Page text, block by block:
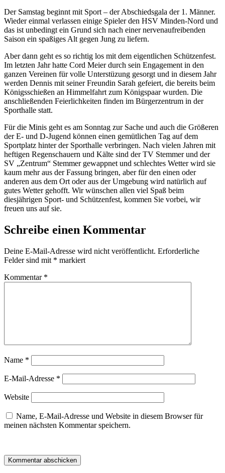
Der Samstag beginnt mit Sport – der Abschiedsgala der 1. Männer.
Wieder einmal verlassen einige Spieler den HSV Minden-Nord und
das ist unbedingt ein Grund sich nach einer nervenaufreibenden
Saison ein spaßiges Alt gegen Jung zu liefern.
Aber dann geht es so richtig los mit dem eigentlichen Schützenfest.
Im letzten Jahr hatte Cord Meier durch sein Engagement in den
ganzen Vereinen für volle Unterstüzung gesorgt und in diesem Jahr
werden Dennis mit seiner Freundin Sarah gefeiert, die bereits beim
Königsschießen an Himmelfahrt zum Königspaar wurden. Die
anschließenden Feierlichkeiten finden im Bürgerzentrum in der
Sporthalle statt.
Für die Minis geht es am Sonntag zur Sache und auch die Größeren
der E- und D-Jugend können einen gemütlichen Tag auf dem
Sportplatz hinter der Sporthalle verbringen. Nach vielen Jahren mit
heftigen Regenschauern und Kälte sind der TV Stemmer und der
SV „Zentrum“ Stemmer gewappnet und schlechtes Wetter wird sie
kaum mehr aus der Fassung bringen, aber für den einen oder
anderen aus dem Ort oder aus der Umgebung wird natürlich auf
gutes Wetter gehofft. Wir wünschen allen viel Spaß beim
diesjährigen Sport- und Schützenfest, kommen Sie vorbei, wir
freuen uns auf sie.
Schreibe einen Kommentar
Deine E-Mail-Adresse wird nicht veröffentlicht. Erforderliche
Felder sind mit * markiert
Kommentar *
Name *
E-Mail-Adresse *
Website
Name, E-Mail-Adresse und Website in diesem Browser für
meinen nächsten Kommentar speichern.